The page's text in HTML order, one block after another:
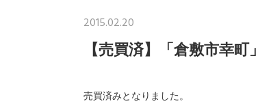
2015.02.20
【売買済】「倉敷市幸町
売買済みとなりました。